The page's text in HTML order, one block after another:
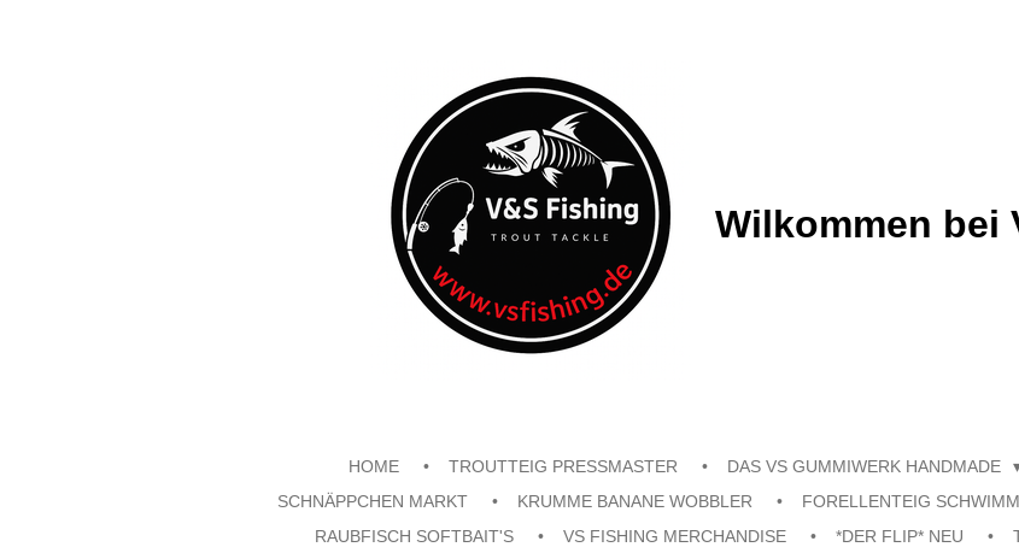
Wilkommen bei
HOME TROUTTEIG PRESSMASTER DAS VS GUMMIWERK HANDMADE
SCHNÄPPCHEN MARKT
KRUMME BANANE WOBBLER FORELLENTEIG
RAUBFISCH SOFTBAIT'S
VS FISHING MERCHANDISE *DER FLIP* NEU